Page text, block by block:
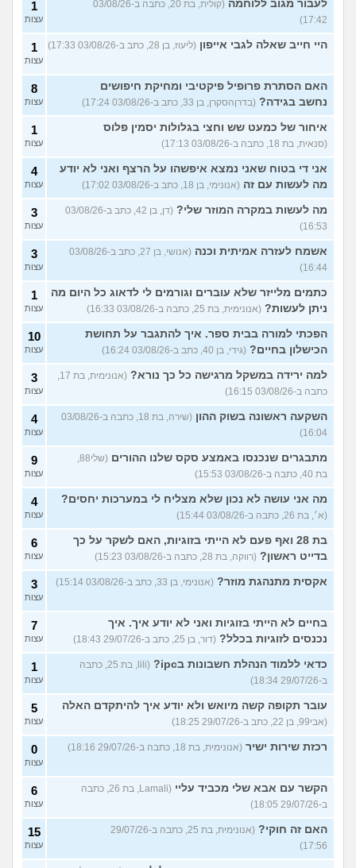
לעבור מגוב ללוחמה
(קולית, בת 20, כתבה ב-03/08/26
17:42)
1
עצות
היי חייב שאלה לגבי אייפון (ליעוז, בן 28, כתב ב-03/08/26 17:33) 1
עצות
האם הסתרת פרופיל פיקטיבי ומחיקת חיפושים
נחשב בגידה? (בדרןהסקרן, בן 33, כתב ב-03/08/26 17:24)
8
עצות
איחור של כמעט שש וחצי בגלולות יסמין פלוס
(סנאית, בת 18, כתבה ב-03/08/26 17:13)
1
עצות
אני די בטוח שאני נמצא איפשהו על הרצף ואני לא יודע
מה לעשות עם זה (אנונימי, בן 18, כתב ב-03/08/26 17:02)
4
עצות
מה לעשות במקרה המוזר שלי?
(דן, בן 42, כתב ב-03/08/26
16:53)
3
עצות
אשמח לעזרה אמיתית וכנה
(אנושי, בן 27, כתב ב-03/08/26
16:44)
3
עצות
כתמים מלייזר שלא עוברים וגורמים לי לדאוג כל היום מה
ניתן לעשות? (אנונימית, בת 25, כתבה ב-03/08/26 16:33)
1
עצות
הפכתי למורה בבית ספר. איך להתגבר על תחושת
הכישלון בחיים? (גידי, בן 40, כתב ב-03/08/26 16:24)
10
עצות
למה ירידה במשקל מרגישה כל כך נורא?
(אנונימית, בת 17,
כתבה ב-03/08/26 16:15)
3
עצות
השקעה ראשונה בשוק ההון
(שירה, בת 18, כתבה ב-03/08/26
16:04)
4
עצות
מתבגרים שנכנסו באמצע סקס שלנו ההורים
(שלי88,
בת 40, כתבה ב-03/08/26 15:53)
9
עצות
מה אני עושה לא נכון שלא מצליח לי במערכות יחסים?
(א׳, בת 26, כתבה ב-03/08/26 15:44)
4
עצות
בת 28 ואף פעם לא הייתי בזוגיות, האם לשקר על כך
בדייט ראשון? (רווקה, בת 28, כתבה ב-03/08/26 15:23)
6
עצות
אקסית מתנהגת מוזר? (אנונימי, בן 33, כתב ב-03/08/26 15:14) 3
עצות
בחיים לא הייתי בזוגיות ואני לא יודע איך. איך
נכנסים לזוגיות בכלל? (דור, בן 25, כתב ב-29/07/26 18:43)
7
עצות
כדאי ללמוד הנהלת חשבונות בipc?
(lili, בת 25, כתבה
ב-29/07/26 18:34)
1
עצות
עובר תקופה קשה מיואש ולא יודע איך להיתקדם האלה
(אבי99, בן 22, כתב ב-29/07/26 18:25)
5
עצות
רכזת שירות ישיר (אנונימית, בת 18, כתבה ב-29/07/26 18:16) 0
עצות
הקשר עם אבא שלי מכביד עליי
(Lamali, בת 26, כתבה
ב-29/07/26 18:05)
6
עצות
האם זה חוקי?
(אנונימית, בת 25, כתבה ב-29/07/26
17:56)
15
עצות